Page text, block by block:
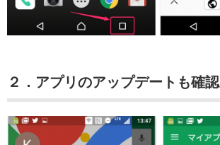
２．アプリのアップデートも確認